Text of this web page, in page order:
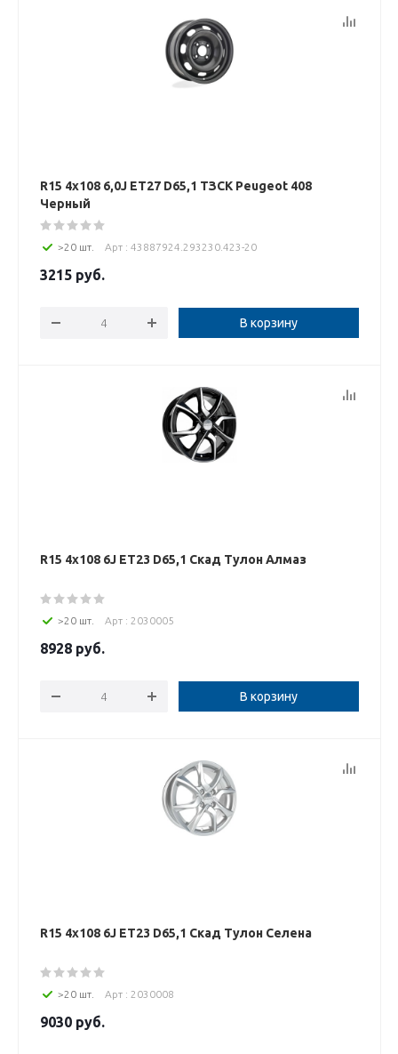
R15 4x108 6,0J ET27 D65,1 ТЗСК Peugeot 408
Черный
>20 шт. Арт : 43887924.293230.423-20
3215 руб.
В корзину
R15 4x108 6J ET23 D65,1 Скад Тулон Алмаз
>20 шт. Арт : 2030005
8928 руб.
В корзину
R15 4x108 6J ET23 D65,1 Скад Тулон Селена
>20 шт. Арт : 2030008
9030 руб.